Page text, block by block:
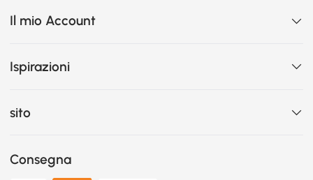
Il mio Account
Ispirazioni
sito
Consegna